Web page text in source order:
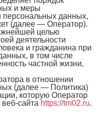
и меры
персональных данных,
(далее — Оператор).
целью
деятельности
и гражданина при
в том числе
частной жизни,
в отношении
(далее — Политика)
которую Оператор
веб-сайта https://tm02.ru.